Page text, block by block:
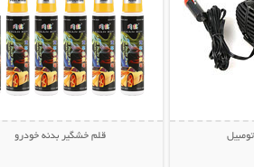
قلم خشگیر بدنه خودرو